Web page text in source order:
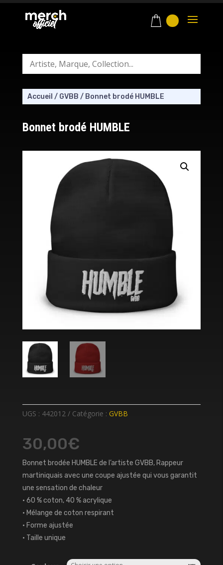
Accueil / GVBB / Bonnet brodé HUMBLE
Bonnet brodé HUMBLE
UGS : 442012 Catégorie : GVBB
30,00€
Bonnet brodée HUMBLE de l’artiste GVBB, Rappeur
martiniquais avec une coupe ajustée qui vous garantit
une sensation de chaleur
• 60 % coton, 40 % acrylique
• Mélange de coton respirant
• Forme ajustée
• Taille unique